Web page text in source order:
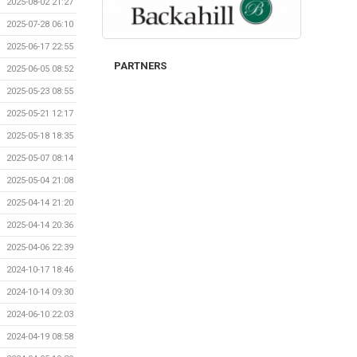
2025-07-28 06:10
2025-06-17 22:55
2025-06-05 08:52
2025-05-23 08:55
2025-05-21 12:17
2025-05-18 18:35
2025-05-07 08:14
2025-05-04 21:08
2025-04-14 21:20
2025-04-14 20:36
2025-04-06 22:39
2024-10-17 18:46
2024-10-14 09:30
2024-06-10 22:03
2024-04-19 08:58
PARTNERS